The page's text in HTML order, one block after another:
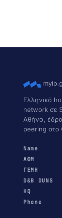
myip.
Ελληνικό
network σε
Αθήνα,
peering στο
Name
ΑΦΜ
ΓΕΜΗ
D&B DUNS
HQ
Phone